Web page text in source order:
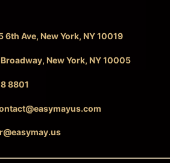
6th Ave, New York, NY 10019
Broadway, New York, NY 10005
8801